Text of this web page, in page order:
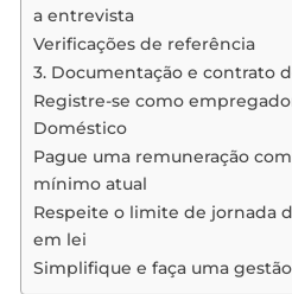
a entrevista
Verificações de referência
3. Documentação e contrato
Registre-se como
Doméstico
Pague uma remuneração
mínimo atual
Respeite o limite de jornada
em lei
Simplifique e faça uma